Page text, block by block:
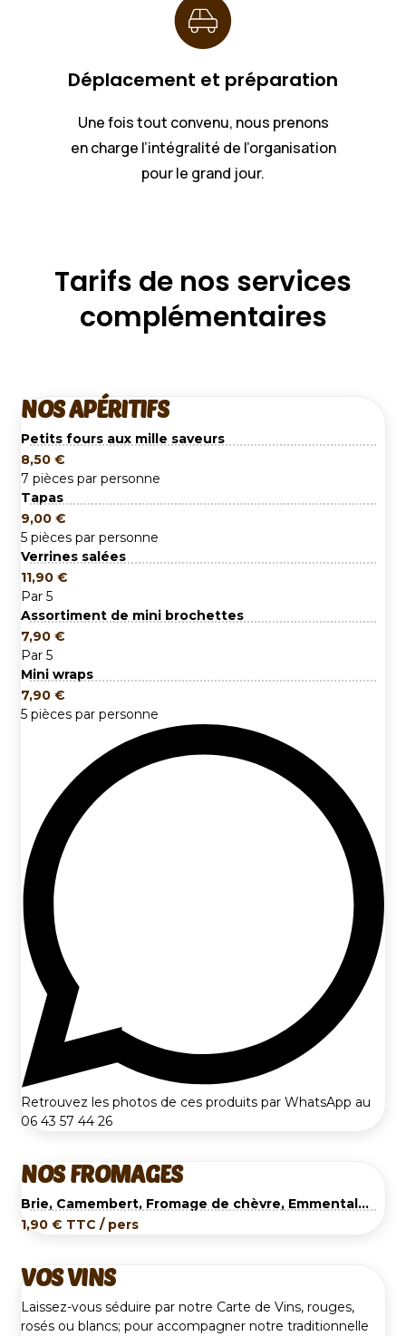
Déplacement et préparation
Une fois tout convenu, nous prenons
en charge l’intégralité de l’organisation
pour le grand jour.
Tarifs de nos services
complémentaires
NOS APÉRITIFS
Petits fours aux mille saveurs
8,50 €
7 pièces par personne
Tapas
9,00 €
5 pièces par personne
Verrines salées
11,90 €
Par 5
Assortiment de mini brochettes
7,90 €
Par 5
Mini wraps
7,90 €
5 pièces par personne
Retrouvez les photos de ces produits par WhatsApp au
06 43 57 44 26
NOS FROMAGES
Brie, Camembert, Fromage de chèvre, Emmental...
1,90 € TTC / pers
VOS VINS
Laissez-vous séduire par notre Carte de Vins, rouges,
rosés ou blancs; pour accompagner notre traditionnelle